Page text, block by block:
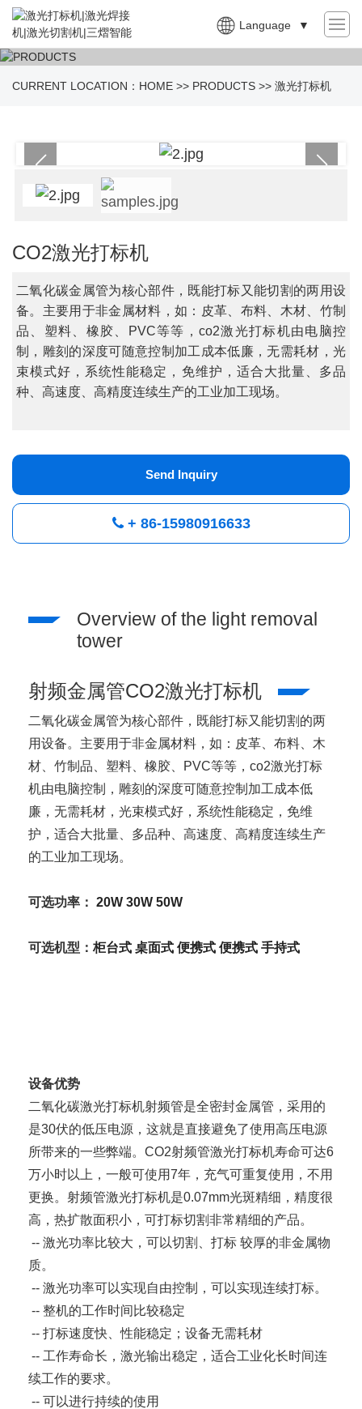
Language ▼
CURRENT LOCATION： HOME >> PRODUCTS >> 激光打标机
CO2激光打标机
二氧化碳金属管为核心部件，既能打标又能切割的两用设
备。主要用于非金属材料，如：皮革、布料、木材、竹制
品、塑料、橡胶、PVC等等，co2激光打标机由电脑控
制，雕刻的深度可随意控制加工成本低廉，无需耗材，光
束模式好，系统性能稳定，免维护，适合大批量、多品
种、高速度、高精度连续生产的工业加工现场。
Send Inquiry
+ 86-15980916633
Overview of the light removal
tower
射频金属管CO2激光打标机
二氧化碳金属管为核心部件，既能打标又能切割的两
用设备。主要用于非金属材料，如：皮革、布料、木
材、竹制品、塑料、橡胶、PVC等等，co2激光打标
机由电脑控制，雕刻的深度可随意控制加工成本低
廉，无需耗材，光束模式好，系统性能稳定，免维
护，适合大批量、多品种、高速度、高精度连续生产
的工业加工现场。
可选功率： 20W 30W 50W
可选机型： 柜台式 桌面式 便携式 便携式 手持式
设备优势
二氧化碳激光打标机射频管是全密封金属管，采用的
是30伏的低压电源，这就是直接避免了使用高压电源
所带来的一些弊端。CO2射频管激光打标机寿命可达6
万小时以上，一般可使用7年，充气可重复使用，不用
更换。射频管激光打标机是0.07mm光斑精细，精度很
高，热扩散面积小，可打标切割非常精细的产品。
-- 激光功率比较大，可以切割、打标 较厚的非金属物
质。
-- 激光功率可以实现自由控制，可以实现连续打标。
-- 整机的工作时间比较稳定
-- 打标速度快、性能稳定；设备无需耗材
-- 工作寿命长，激光输出稳定，适合工业化长时间连
续工作的要求。
-- 可以进行持续的使用